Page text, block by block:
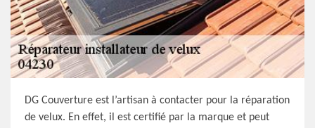
DG Couverture est l’artisan à contacter pour la réparation
de velux. En effet, il est certifié par la marque et peut